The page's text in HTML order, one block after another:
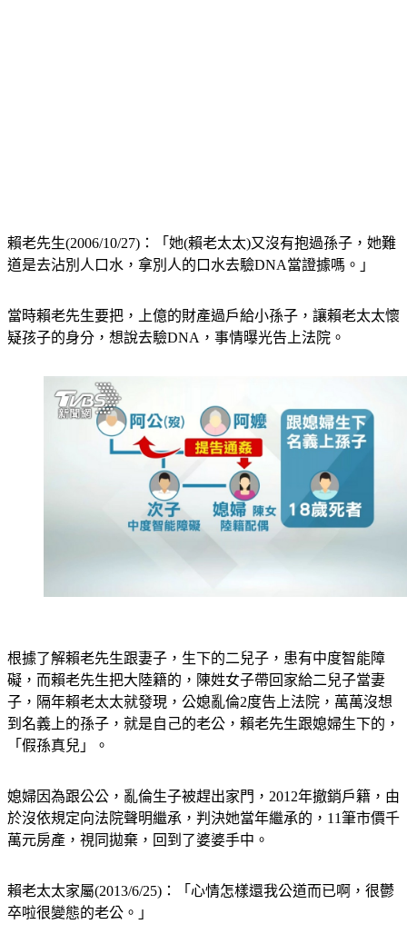
賴老先生(2006/10/27)：「她(賴老太太)又沒有抱過孫子，她難
道是去沾別人口水，拿別人的口水去驗DNA當證據嗎。」
當時賴老先生要把，上億的財產過戶給小孫子，讓賴老太太懷
疑孩子的身分，想說去驗DNA，事情曝光告上法院。
根據了解賴老先生跟妻子，生下的二兒子，患有中度智能障
礙，而賴老先生把大陸籍的，陳姓女子帶回家給二兒子當妻
子，隔年賴老太太就發現，公媳亂倫2度告上法院，萬萬沒想
到名義上的孫子，就是自己的老公，賴老先生跟媳婦生下的，
「假孫真兒」。
媳婦因為跟公公，亂倫生子被趕出家門，2012年撤銷戶籍，由
於沒依規定向法院聲明繼承，判決她當年繼承的，11筆市價千
萬元房產，視同拋棄，回到了婆婆手中。
賴老太太家屬(2013/6/25)：「心情怎樣還我公道而已啊，很鬱
卒啦很變態的老公。」